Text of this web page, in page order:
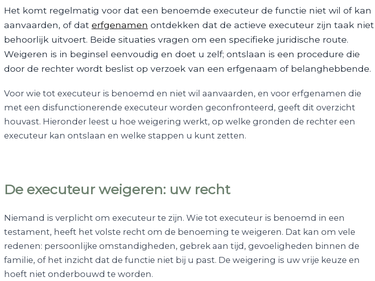
Het komt regelmatig voor dat een benoemde executeur de functie niet wil of kan
aanvaarden, of dat erfgenamen ontdekken dat de actieve executeur zijn taak niet
behoorlijk uitvoert. Beide situaties vragen om een specifieke juridische route.
Weigeren is in beginsel eenvoudig en doet u zelf; ontslaan is een procedure die
door de rechter wordt beslist op verzoek van een erfgenaam of belanghebbende.
Voor wie tot executeur is benoemd en niet wil aanvaarden, en voor erfgenamen die
met een disfunctionerende executeur worden geconfronteerd, geeft dit overzicht
houvast. Hieronder leest u hoe weigering werkt, op welke gronden de rechter een
executeur kan ontslaan en welke stappen u kunt zetten.
De executeur weigeren: uw recht
Niemand is verplicht om executeur te zijn. Wie tot executeur is benoemd in een
testament, heeft het volste recht om de benoeming te weigeren. Dat kan om vele
redenen: persoonlijke omstandigheden, gebrek aan tijd, gevoeligheden binnen de
familie, of het inzicht dat de functie niet bij u past. De weigering is uw vrije keuze en
hoeft niet onderbouwd te worden.